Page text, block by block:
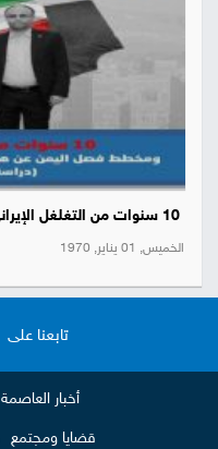
الخميس, 01 يناير, 1970
تابعنا على
أخبار العاصمة
قضايا ومجتمع